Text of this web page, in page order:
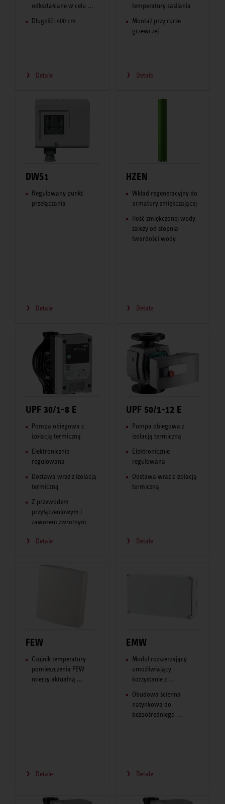
odkształcane w celu ...
Długość: 400 cm
Detale
temperatury zasilania
Montaż przy rurze
grzewczej
Detale
DWS1
Regulowany punkt
przełączania
Detale
HZEN
Wkład regeneracyjny do
armatury zmiękczającej
Ilość zmiękczonej wody
zależy od stopnia
twardości wody
Detale
UPF 30/1-8 E
Pompa obiegowa z
izolacją termiczną
Elektronicznie
regulowana
Dostawa wraz z izolacją
termiczną
Z przewodem
przyłączeniowym i
zaworem zwrotnym
Detale
UPF 50/1-12 E
Pompa obiegowa z
izolacją termiczną
Elektronicznie
regulowana
Dostawa wraz z izolacją
termiczną
Detale
FEW
Czujnik temperatury
pomieszczenia FEW
mierzy aktualną ...
Detale
EMW
Moduł rozszerzający
umożliwiający
korzystanie z ...
Obudowa ścienna
natynkowa do
bezpośredniego ...
Detale